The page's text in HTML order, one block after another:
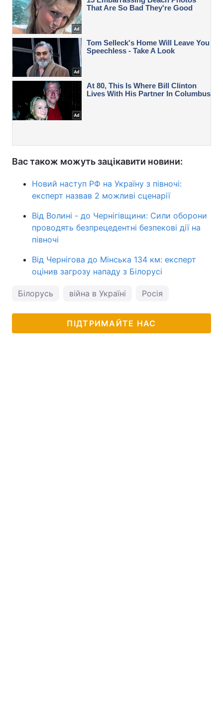
Вас також можуть зацікавити новини:
Новий наступ РФ на Україну з півночі:
експерт назвав 2 можливі сценарії
Від Волині - до Чернігівщини: Сили оборони
проводять безпрецедентні безпекові дії на
півночі
Від Чернігова до Мінська 134 км: експерт
оцінив загрозу нападу з Білорусі
Білорусь війна в Україні Росія
ПІДТРИМАЙТЕ НАС